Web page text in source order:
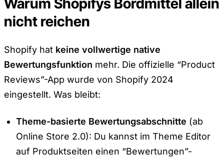
nicht reichen
Shopify hat keine vollwertige native
Bewertungsfunktion mehr. Die offizielle “Product
Reviews”-App wurde von Shopify 2024
eingestellt. Was bleibt:
Theme-basierte Bewertungsabschnitte (ab
Online Store 2.0): Du kannst im Theme Editor
auf Produktseiten einen “Bewertungen”-